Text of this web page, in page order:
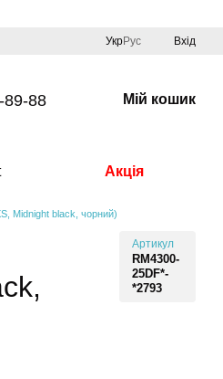
УкрРус Вхід
89-88 Мій кошик
Акція
Midnight black, чорний)
Артикул
RM4300-
25DF*-
*2793